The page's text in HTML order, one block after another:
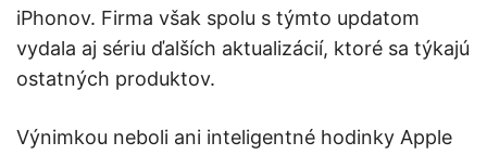
iPhonov. Firma však spolu s týmto updatom
vydala aj sériu ďalších aktualizácií, ktoré sa týkajú
ostatných produktov.
Výnimkou neboli ani inteligentné hodinky Apple